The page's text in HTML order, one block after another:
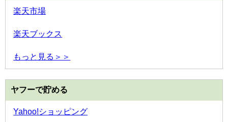
楽天市場
楽天ブックス
もっと見る＞＞
ヤフーで貯める
Yahoo!ショッピング